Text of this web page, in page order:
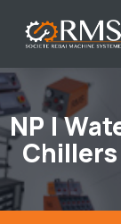
NP |
Chillers